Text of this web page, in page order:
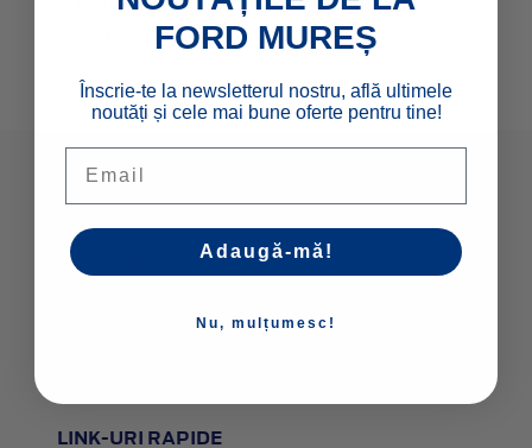
sistem de iluminare și semnalizare,
verificare lichid de frână.
Autoturisme
LINK-URI RAPIDE
FORD MUREȘ
Înscrie-te la newsletterul nostru, află ultimele
noutăți și cele mai bune oferte pentru tine!
Adaugă-mă!
Nu, mulțumesc!